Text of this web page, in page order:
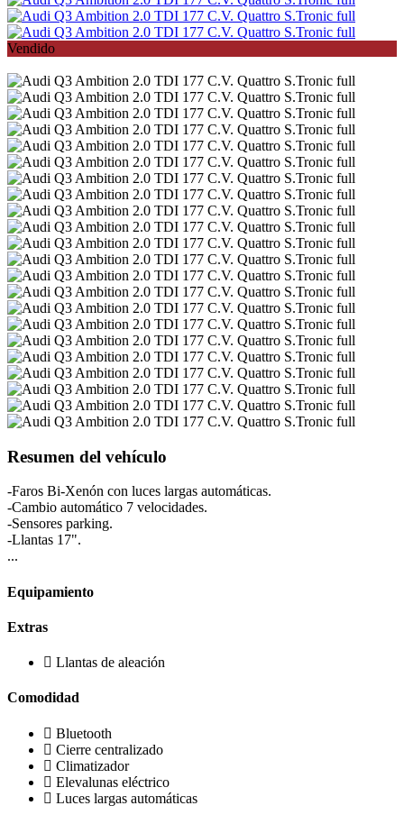
Vendido
Resumen del vehículo
-Faros Bi-Xenón con luces largas automáticas.
-Cambio automático 7 velocidades.
-Sensores parking.
-Llantas 17".
...
Equipamiento
Extras
Llantas de aleación
Comodidad
Bluetooth
Cierre centralizado
Climatizador
Elevalunas eléctrico
Luces largas automáticas